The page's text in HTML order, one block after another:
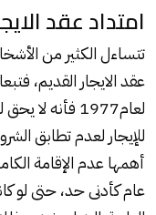
امتداد عقد
تتساءل الكثير من
لعام1977 فأنه
للإيجار لعدم تطابق
أهمها عدم الإقامة
عام كأدنى حد، حتى لو